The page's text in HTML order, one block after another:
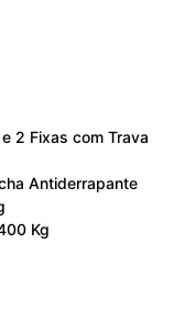
2 Fixas com Trava
Antiderrapante
Kg